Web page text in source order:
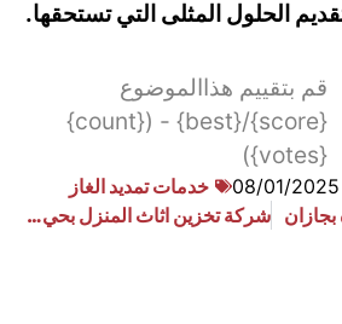
الحلول المثلى التي تستحقها.
قم بتقييم هذاالموضوع
{score}/{best} - ({count}
{votes})
08/01/2025
خدمات تمديد الغاز
شركة تخزين اثاث المنزل بحي الربيع